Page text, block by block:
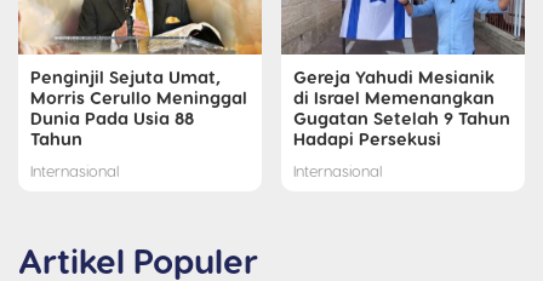
Penginjil Sejuta Umat,
Morris Cerullo Meninggal
Dunia Pada Usia 88
Tahun
Internasional
Gereja Yahudi Mesianik
di Israel Memenangkan
Gugatan Setelah 9 Tahun
Hadapi Persekusi
Internasional
Artikel Populer